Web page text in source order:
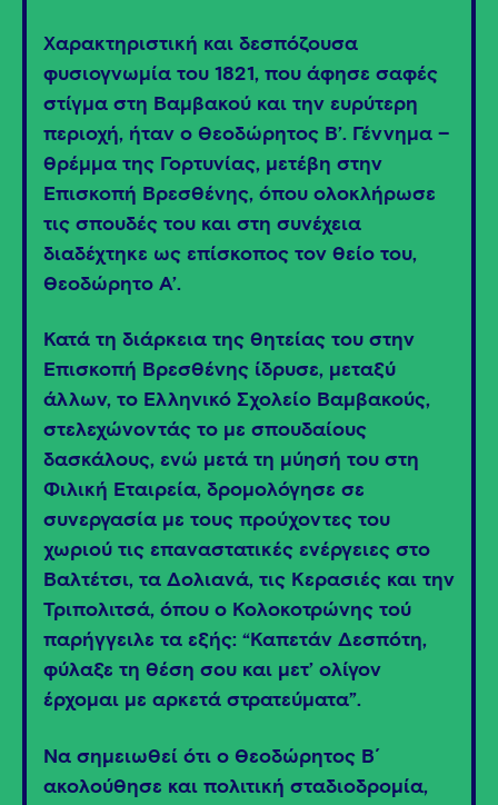
Χαρακτηριστική και δεσπόζουσα
φυσιογνωμία του 1821, που άφησε σαφές
στίγμα στη Βαμβακού και την ευρύτερη
περιοχή, ήταν ο Θεοδώρητος Β’. Γέννημα –
θρέμμα της Γορτυνίας, μετέβη στην
Επισκοπή Βρεσθένης, όπου ολοκλήρωσε
τις σπουδές του και στη συνέχεια
διαδέχτηκε ως επίσκοπος τον θείο του,
Θεοδώρητο Α’.
Κατά τη διάρκεια της θητείας του στην
Επισκοπή Βρεσθένης ίδρυσε, μεταξύ
άλλων, το Ελληνικό Σχολείο Βαμβακούς,
στελεχώνοντάς το με σπουδαίους
δασκάλους, ενώ μετά τη μύησή του στη
Φιλική Εταιρεία, δρομολόγησε σε
συνεργασία με τους προύχοντες του
χωριού τις επαναστατικές ενέργειες στο
Βαλτέτσι, τα Δολιανά, τις Κερασιές και την
Τριπολιτσά, όπου ο Κολοκοτρώνης τού
παρήγγειλε τα εξής: “Καπετάν Δεσπότη,
φύλαξε τη θέση σου και μετ’ ολίγον
έρχομαι με αρκετά στρατεύματα”.
Να σημειωθεί ότι ο Θεοδώρητος Β΄
ακολούθησε και πολιτική σταδιοδρομία,